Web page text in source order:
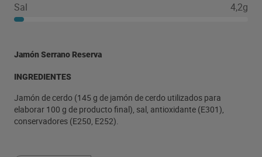
Sal 4,2g
Jamón Serrano Reserva
INGREDIENTES
Jamón de cerdo (145 g de jamón de cerdo utilizados para
elaborar 100 g de producto final), sal, antioxidante (E301),
conservadores (E250, E252).